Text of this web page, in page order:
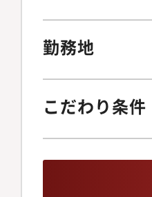
勤務地
こだわり条件